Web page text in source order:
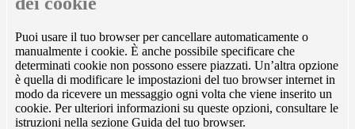
Puoi usare il tuo browser per cancellare automaticamente o
manualmente i cookie. È anche possibile specificare che
determinati cookie non possono essere piazzati. Un’altra opzione
è quella di modificare le impostazioni del tuo browser internet in
modo da ricevere un messaggio ogni volta che viene inserito un
cookie. Per ulteriori informazioni su queste opzioni, consultare le
istruzioni nella sezione Guida del tuo browser.